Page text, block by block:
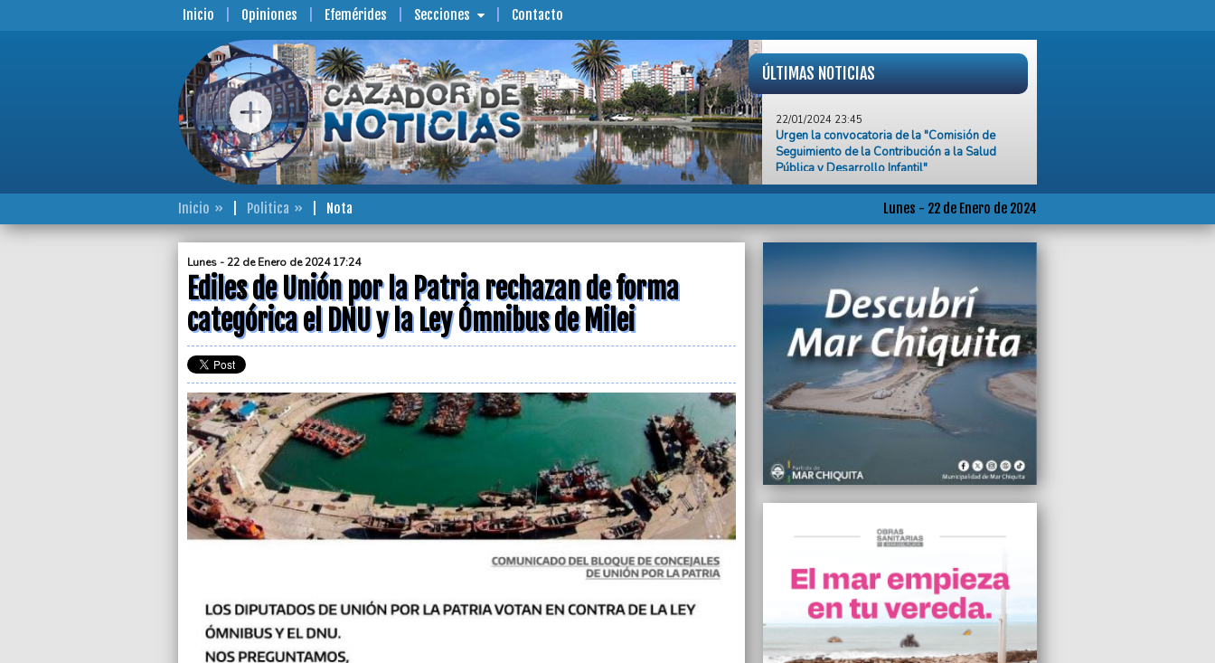
Inicio Opiniones Efemérides Secciones Contacto
ÚLTIMAS NOTICIAS
Urgen la convocatoria de la "Comisión de
Seguimiento de la Contribución a la Salud
Pública y Desarrollo Infantil"
22/01/2024 23:26
Este fin de semana ingresaron a la guardia del
HIGA cuatro personas por consumo de
éxtasis y tusi
hoteleros y gastronómicos denuncien si no les
permiten adherirse al paro
22/01/2024 20:09
Fuerte rechazo de la UCIP a la reforma de la
Ley de Pesca
22/01/2024 18:09
El Gobierno Nacional propone actualizar las
22/01/2024 17:33
Javier Milei quiere la eliminación de la Zona
Fría, descuentos de gas afuera
22/01/2024 17:24
forma categórica el DNU y la Ley Ómnibus de
Milei
22/01/2024 17:22
Municipales reclaman un aumento del 25,5 %
para cerrar la paritaria 2023
Lunes - 22 de Enero de 2024
Inicio Politica Nota
Lunes - 22 de Enero de 2024 17:24
Ediles de Unión por la Patria rechazan de forma
categórica el DNU y la Ley Ómnibus de Milei